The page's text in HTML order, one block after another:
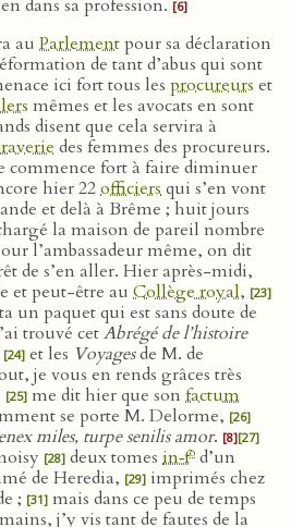
dans sa profession. [6]
au Parlementpour sa déclaration
de tant d’abus qui sont
ici fort tous les procureurs et
mêmes et les avocats en sont
disent que cela servira à
des femmes des procureurs.
commence fort à faire diminuer
hier 22officiersqui s’en vont
et delà à Brême ; huit jours
la maison de pareil nombre
l’ambassadeur même, on dit
de s’en aller. Hier après-midi,
et peut-être au Collège royal, [23]
un paquet qui est sans doute de
trouvé cetAbrégé de l’histoire
[24] et les Voyagesde M. de
je vous en rends grâces très
[25] me dit hier que son factum
se porte M. Delorme, [26]
miles, turpe senilis amor. [8][27]
[28] deux tomes in‑fo d’un
de Heredia, [29] imprimés chez
; [31] mais dans ce peu de temps
j’y vis tant de fautes de la